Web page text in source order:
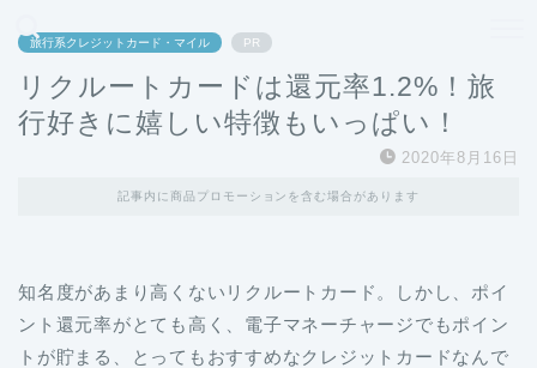
旅行系クレジットカード・マイル PR
リクルートカードは還元率1.2%！旅
行好きに嬉しい特徴もいっぱい！
2020年8月16日
記事内に商品プロモーションを含む場合があります
知名度があまり高くないリクルートカード。しかし、ポイ
ント還元率がとても高く、電子マネーチャージでもポイン
トが貯まる、とってもおすすめなクレジットカードなんで